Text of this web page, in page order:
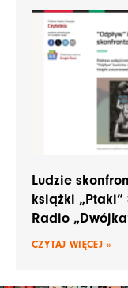
Ludzie
książki
Radio
CZYTAJ WIĘCEJ »